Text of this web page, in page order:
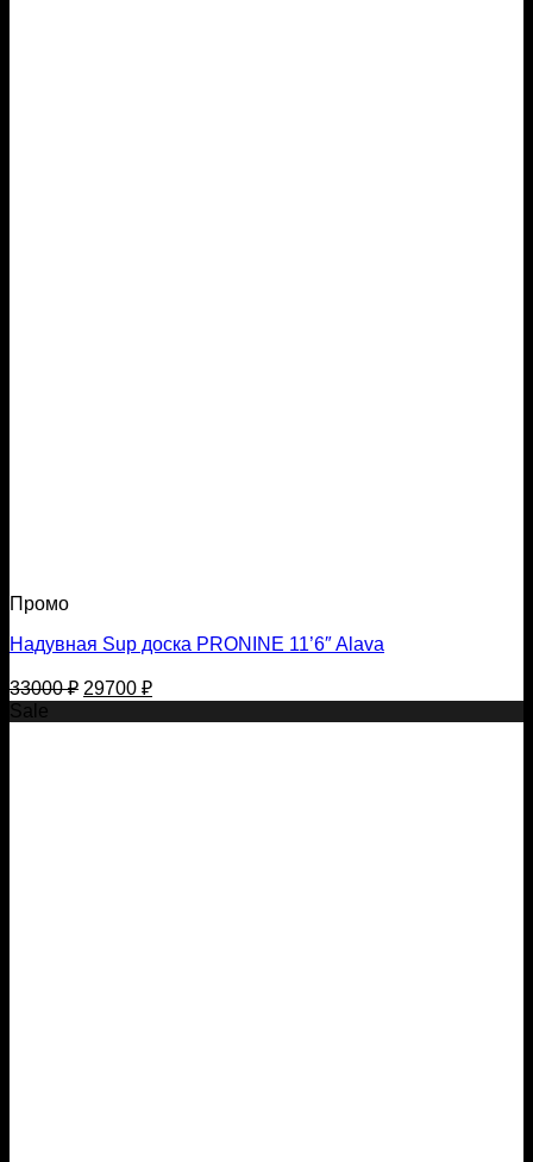
Промо
Надувная Sup доска PRONINE 11’6″ Alava
33000₽ Первоначальная
цена
составляла
29700 ₽Текущая
цена:
Sale